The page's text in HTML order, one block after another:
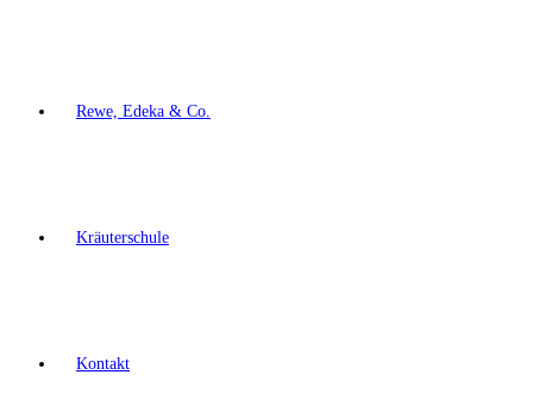
Rewe, Edeka & Co.
Kräuterschule
Kontakt